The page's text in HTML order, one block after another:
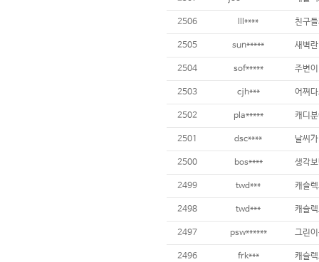
2506 lll**** 친구
2505 sun***** 새벽
2504 sof***** 주변
2503 cjh*** 어쩌
2502 pla***** 캐디
2501 dsc**** 날씨
2500 bos**** 생각
2499 twd*** 캐슬
2498 twd*** 캐슬
2497 psw******
2496 frk*** 캐슬